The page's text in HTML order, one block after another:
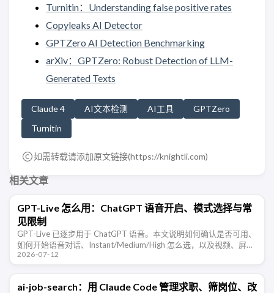
Turnitin：Understanding false positive rates
Copyleaks AI Detector
GPTZero AI Detection Benchmarking
arXiv：GPTZero: Robust Detection of LLM-
Generated Texts
Claude 4 AI文本检测 AI工具
GPTZero
Turnitin
如需转载请添加原文链接(https://knightli.com)
相关文章
GPT-Live 怎么用：ChatGPT 语音开启、模式选择与常
见限制
GPT-Live 已逐步用于 ChatGPT 语音。本文说明如何确认是否可用、
如何开始语音对话、Instant/Medium/High 怎么选，以及视频、屏幕
共享和语言体验等限制。
2026-07-12
ai-job-search：用 Claude Code 管理求职、筛岗位、改